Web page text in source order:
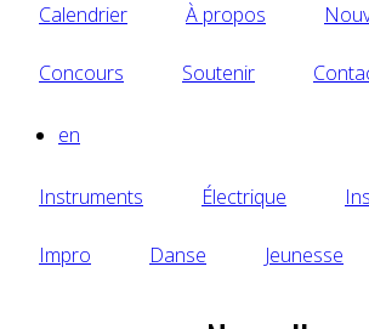
Calendrier À propos
Concours Soutenir
en
Instruments Électrique
Impro Danse Jeunesse